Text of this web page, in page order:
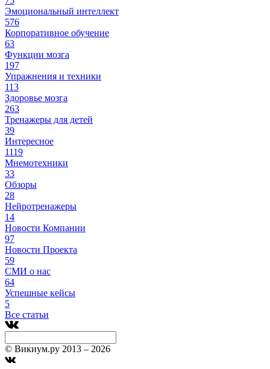
Эмоциональный интеллект
576
Корпоративное обучение
63
Функции мозга
197
Упражнения и техники
113
Здоровье мозга
263
Тренажеры для детей
39
Интересное
1119
Мнемотехники
33
Обзоры
28
Нейротренажеры
14
Новости Компании
97
Новости Проекта
59
СМИ о нас
64
Успешные кейсы
5
Все статьи
© Викиум.ру 2013 – 2026